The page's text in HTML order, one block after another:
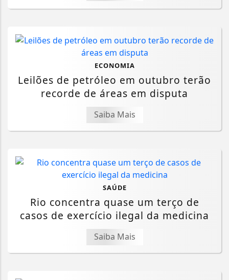
ECONOMIA
Leilões de petróleo em outubro terão
recorde de áreas em disputa
Saiba Mais
SAÚDE
Rio concentra quase um terço de
casos de exercício ilegal da medicina
Saiba Mais